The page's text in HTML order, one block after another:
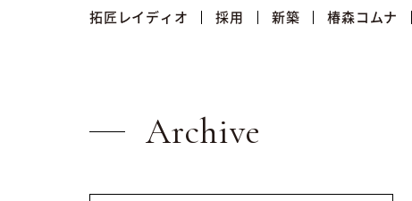
拓匠レイディオ 採用 新築 椿森コムナ
Archive